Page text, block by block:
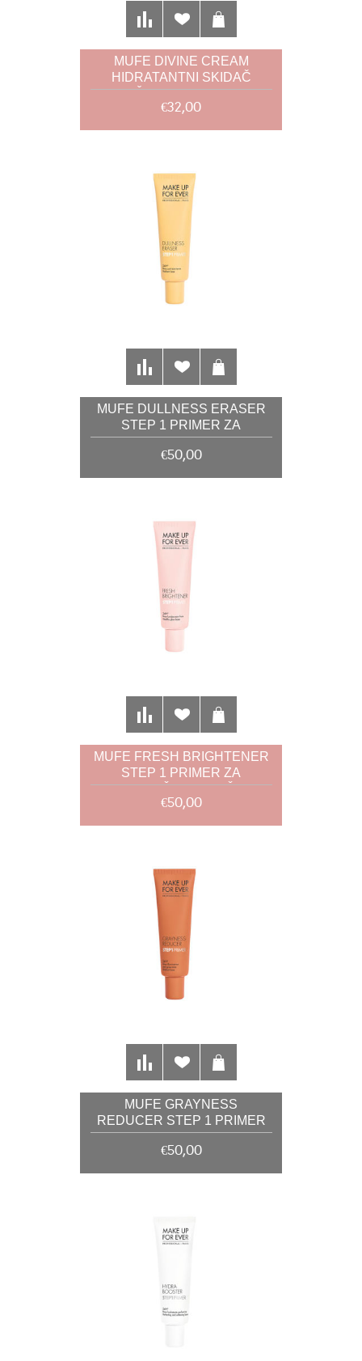
MUFE DIVINE CREAM
HIDRATANTNI SKIDAČ
ŠMINKE 150ML
€32,00
MUFE DULLNESS ERASER
STEP 1 PRIMER ZA
UKLANJANJE UMORNOG
TENA
€50,00
MUFE FRESH BRIGHTENER
STEP 1 PRIMER ZA
OSVJEŽENJE KOŽE
€50,00
MUFE GRAYNESS
REDUCER STEP 1 PRIMER
ZA UKLANJANJE SIVOG
TENA
€50,00